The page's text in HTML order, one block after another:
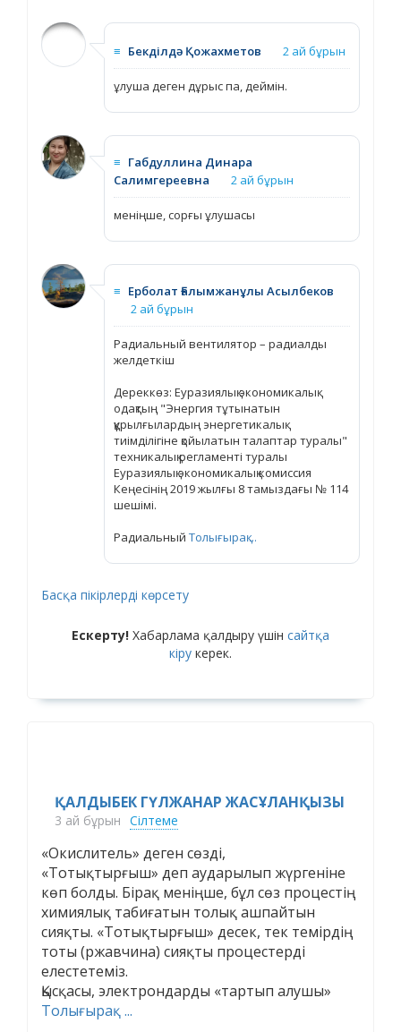
≡ Бекділдә Қожахметов 2 ай бұрын
ұлуша деген дұрыс па, деймін.
≡ Габдуллина Динара
Салимгереевна
2 ай бұрын
меніңше, сорғы ұлушасы
≡ Ерболат Ғалымжанұлы Асылбеков
2 ай бұрын
Радиальный вентилятор – радиалды
желдеткіш
Дереккөз: Еуразиялық экономикалық
одақтың "Энергия тұтынатын
құрылғылардың энергетикалық
тиімділігіне қойылатын талаптар туралы"
техникалық регламенті туралы
Еуразиялық экономикалық комиссия
Кеңесінің 2019 жылғы 8 тамыздағы № 114
шешімі.
Радиальный Толығырақ ...
Басқа пікірлерді көрсету
Ескерту! Хабарлама қалдыру үшін сайтқа
кіру керек.
ҚАЛДЫБЕК ГҮЛЖАНАР ЖАСҰЛАНҚЫЗЫ
3 ай бұрын Сілтеме
«Окислитель» деген сөзді,
«Тотықтырғыш» деп аударылып жүргеніне
көп болды. Бірақ меніңше, бұл сөз процестің
химиялық табиғатын толық ашпайтын
сияқты. «Тотықтырғыш» десек, тек темірдің
тоты (ржавчина) сияқты процестерді
елестетеміз.
Қысқасы, электрондарды «тартып алушы»
Толығырақ ...